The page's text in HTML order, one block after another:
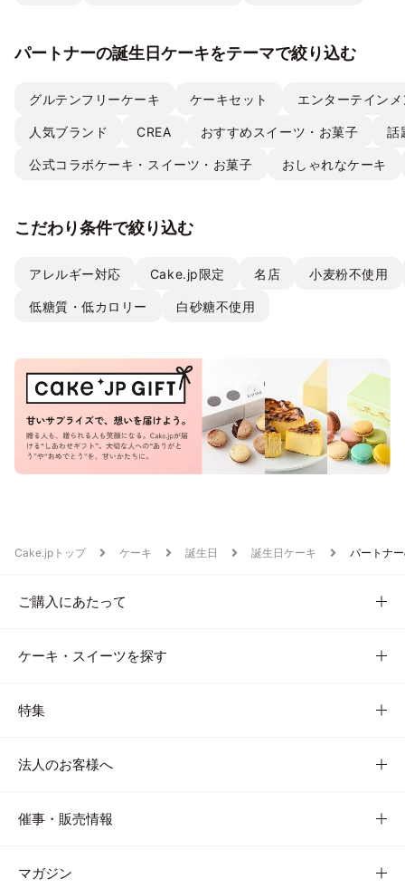
パートナーの誕生日ケーキをテーマで絞り込む
グルテンフリーケーキ ケーキセット エンターテイン
人気ブランド CREA おすすめスイーツ・お菓子 話
公式コラボケーキ・スイーツ・お菓子 おしゃれなケーキ
こだわり条件で絞り込む
アレルギー対応 Cake.jp限定 名店 小麦粉不使用
低糖質・低カロリー 白砂糖不使用
Cake.jpトップ ケーキ 誕生日 誕生日ケーキ パートナ
ご購入にあたって
ケーキ・スイーツを探す
特集
法人のお客様へ
催事・販売情報
マガジン